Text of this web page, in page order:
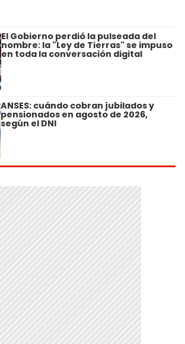
El Gobierno perdió la pulseada del
nombre: la "Ley de Tierras" se impuso
en toda la conversación digital
ANSES: cuándo cobran jubilados y
pensionados en agosto de 2026,
según el DNI